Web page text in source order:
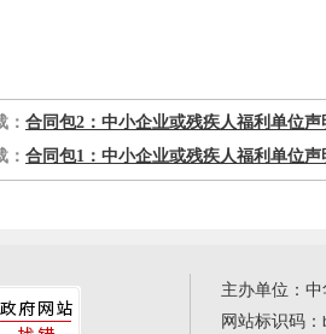
： 合同包2：中小企业或残疾人福利单位
： 合同包1：中小企业或残疾人福利单位
主办单位：
网站标识码：